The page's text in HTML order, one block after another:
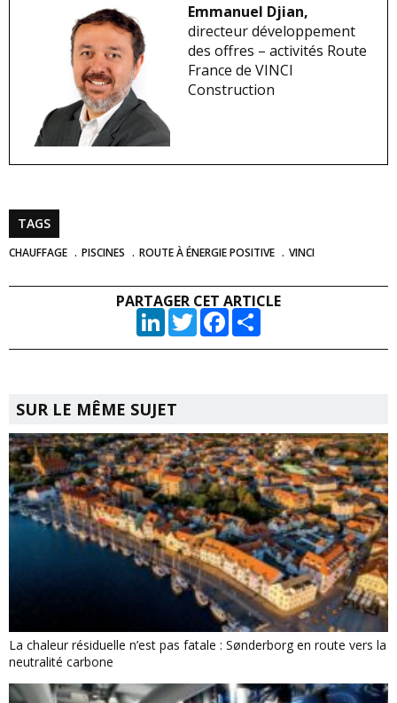
Emmanuel Djian,
directeur développement
des offres – activités Route
France de VINCI
Construction
TAGS
CHAUFFAGE PISCINES ROUTE À ÉNERGIE POSITIVE VINCI
PARTAGER CET ARTICLE
LinkedInTwitterFacebook
SUR LE MÊME SUJET
La chaleur résiduelle n’est pas fatale : Sønderborg en route vers la
neutralité carbone